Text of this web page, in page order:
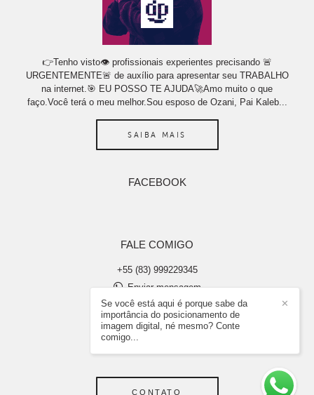
👉Tenho visto👁 profissionais experientes precisando 🚨
URGENTEMENTE🚨 de auxílio para apresentar seu TRABALHO
na internet.🎯 EU POSSO TE AJUDA🚀Amo muito o que
faço.Você terá o meu melhor.Sou esposo de Ozani, Pai Kaleb...
SAIBA MAIS
FACEBOOK
FALE COMIGO
+55 (83) 999229345
Enviar mensagem
abraaosilvaimagens@gmail.com
João Pessoa / PB
CONTATO
✕
Se você está aqui é porque sabe da
importância do posicionamento de
imagem digital, né mesmo? Conte
comigo...